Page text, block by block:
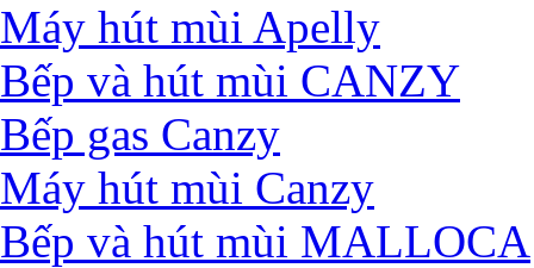
Máy hút mùi Apelly
Bếp và hút mùi CANZY
Bếp gas Canzy
Máy hút mùi Canzy
Bếp và hút mùi MALLOCA